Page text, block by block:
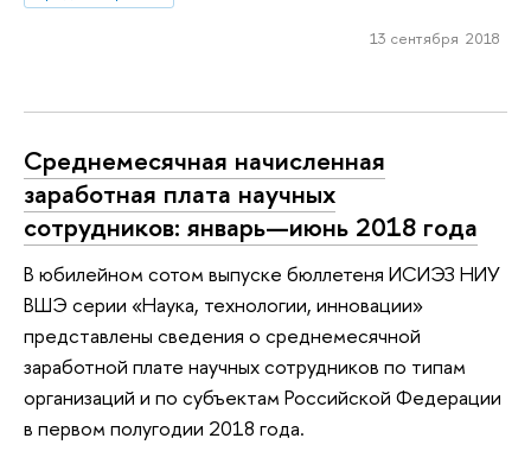
13 сентября 2018
Среднемесячная начисленная
заработная плата научных
сотрудников: январь—июнь 2018 года
В юбилейном сотом выпуске бюллетеня ИСИЭЗ НИУ
ВШЭ серии «Наука, технологии, инновации»
представлены сведения о среднемесячной
заработной плате научных сотрудников по типам
организаций и по субъектам Российской Федерации
в первом полугодии 2018 года.